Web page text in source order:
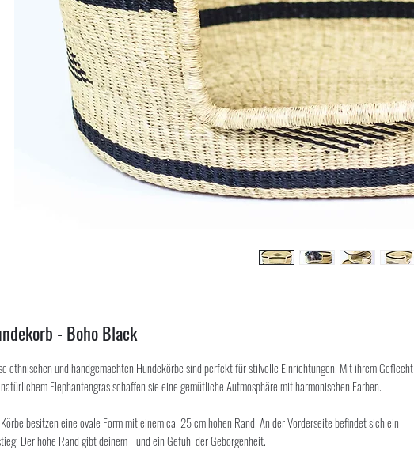
- Boho Black
ethnischen und handgemachten Hundekörbe sind perfekt für stilvolle Einrichtungen. Mit ihrem Geflecht
Elephantengras schaffen sie eine gemütliche Autmosphäre mit harmonischen Farben.
besitzen eine ovale Form mit einem ca. 25 cm hohen Rand. An der Vorderseite befindet sich ein
Der hohe Rand gibt deinem Hund ein Gefühl der Geborgenheit.